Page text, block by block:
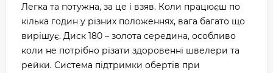
Легка та потужна, за це і взяв. Коли працюєш по
кілька годин у різних положеннях, вага багато що
вирішує. Диск 180 – золота середина, особливо
коли не потрібно різати здоровенні швелери та
рейки. Система підтримки обертів при